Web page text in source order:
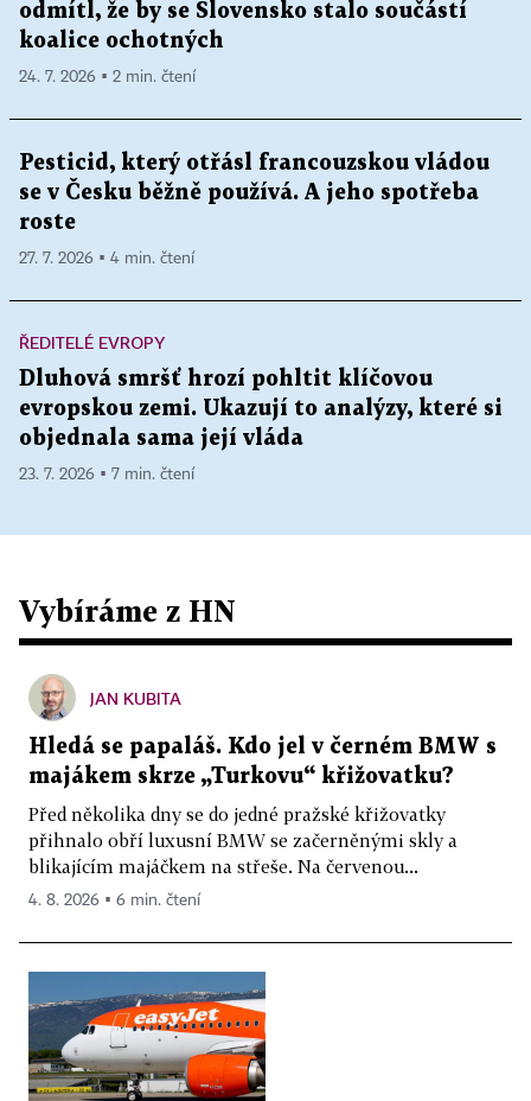
odmítl, že by se Slovensko stalo součástí
koalice ochotných
24. 7. 2026 ▪ 2 min. čtení
Pesticid, který otřásl francouzskou vládou
se v Česku běžně používá. A jeho spotřeba
roste
27. 7. 2026 ▪ 4 min. čtení
ŘEDITELÉ EVROPY
Dluhová smršť hrozí pohltit klíčovou
evropskou zemi. Ukazují to analýzy, které si
objednala sama její vláda
23. 7. 2026 ▪ 7 min. čtení
Vybíráme z HN
JAN KUBITA
Hledá se papaláš. Kdo jel v černém BMW s
majákem skrze „Turkovu“ křižovatku?
Před několika dny se do jedné pražské křižovatky
přihnalo obří luxusní BMW se začerněnými skly a
blikajícím majáčkem na střeše. Na červenou...
4. 8. 2026 ▪ 6 min. čtení